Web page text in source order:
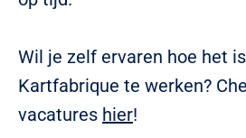
Wil je zelf ervaren hoe het
Kartfabrique te werken?
vacatures hier!